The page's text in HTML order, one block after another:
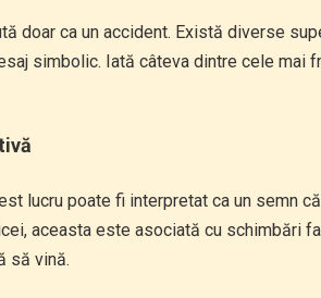
doar ca un accident. Există diverse
simbolic. Iată câteva dintre cele mai
lucru poate fi interpretat ca un semn
aceasta este asociată cu schimbări
să vină.